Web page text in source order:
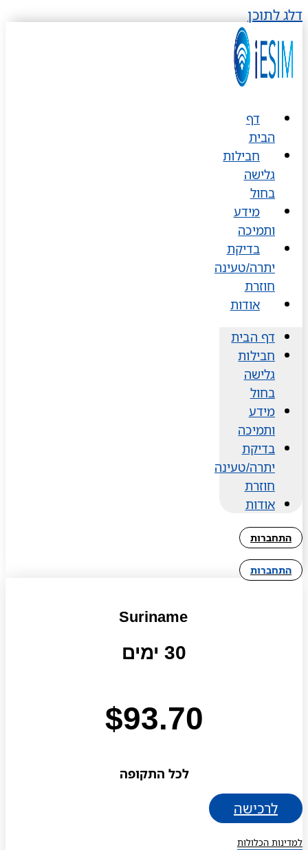
דלג לתוכן
דף
הבית
חבילות
גלישה
בחול
מידע
ותמיכה
בדיקת
יתרה/טעינה
חוזרת
אודות
דף הבית
חבילות
גלישה
בחול
מידע
ותמיכה
בדיקת
יתרה/טעינה
חוזרת
אודות
התחברות
התחברות
Suriname
30 ימים
$93.70
לכל התקופה
לרכישה
למדינות הכלולות